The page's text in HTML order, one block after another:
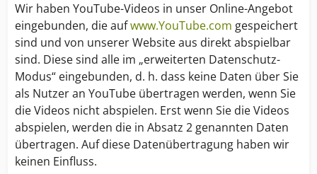
Wir haben YouTube-Videos in unser Online-Angebot
eingebunden, die aufwww.YouTube.com gespeichert
sind und von unserer Website aus direkt abspielbar
sind. Diese sind alle im „erweiterten Datenschutz-
Modus“ eingebunden, d. h. dass keine Daten über Sie
als Nutzer an YouTube übertragen werden, wenn Sie
die Videos nicht abspielen. Erst wenn Sie die Videos
abspielen, werden die in Absatz 2 genannten Daten
übertragen. Auf diese Datenübertragung haben wir
keinen Einfluss.